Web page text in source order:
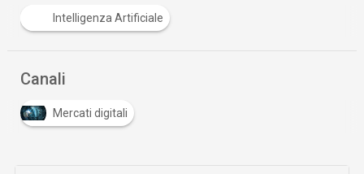
Intelligenza Artificiale
Canali
Mercati digitali